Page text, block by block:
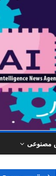
مصنوعی